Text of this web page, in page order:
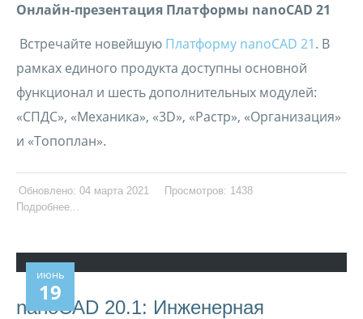
Онлайн-презентация Платформы nanoCAD 21
Встречайте новейшую Платформу nanoCAD 21. В
рамках единого продукта доступны основной
функционал и шесть дополнительных модулей:
«СПДС», «Механика», «3D», «Растр», «Организация»
и «Топоплан».
Обновлено: 04 марта 2021
Просмотров: 1438
Подробнее...
июнь
19
nanoCAD 20.1: Инженерная